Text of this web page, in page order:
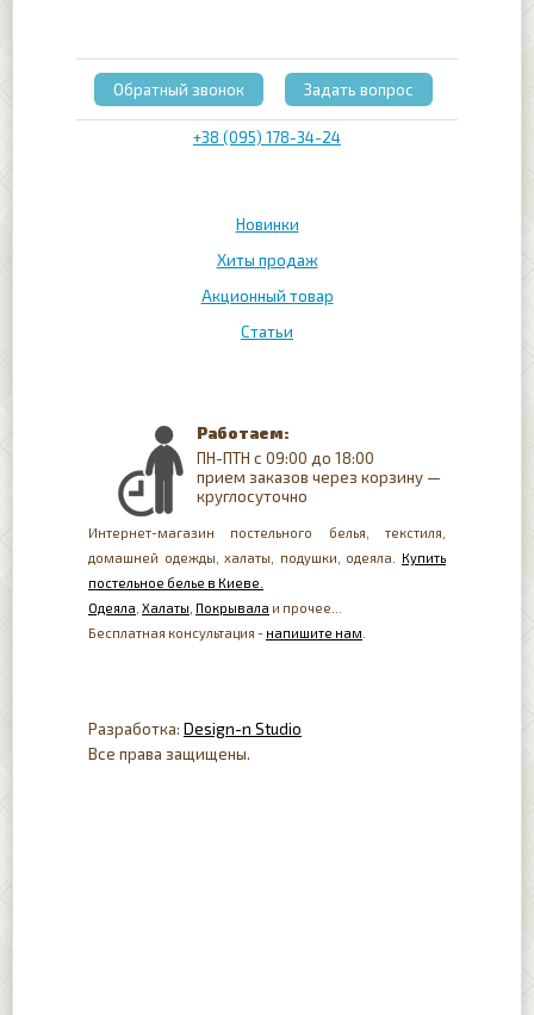
Новинки
Хиты продаж
Акционный товар
Статьи
+38 (095) 178-34-24
Обратный звонок Задать вопрос
Работаем:
ПН-ПТН с 09:00 до 18:00
прием заказов через корзину —
круглосуточно
Интернет-магазин постельного белья, текстиля,
домашней одежды, халаты, подушки, одеяла. Купить
постельное белье в Киеве.
Одеяла Халаты Покрывала и прочее...
Бесплатная консультация - напишите нам
Разработка: Design-n Studio
Все права защищены.